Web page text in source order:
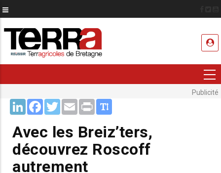
au
contenu
principal
Publicité
LinkedInFacebookTwitterEmail Print
Avec les Breiz’ters,
découvrez Roscoff
autrement